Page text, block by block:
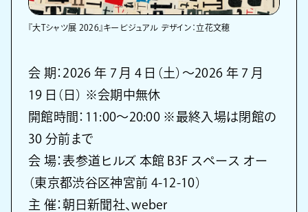
『大Tシャツ展 2026』キービジュアル デザイン：立花文穂
会 期：2026 年 7 月 4 日（土）〜2026 年 7 月
19 日（日） ※会期中無休
開館時間：11:00〜20:00 ※最終入場は閉館の
30 分前まで
会 場：表参道ヒルズ 本館 B3F スペース オー
（東京都渋谷区神宮前 4-12-10）
主 催：朝日新聞社、weber